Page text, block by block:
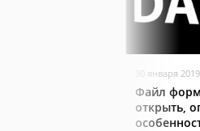
30 января 2019
Файл
открыть,